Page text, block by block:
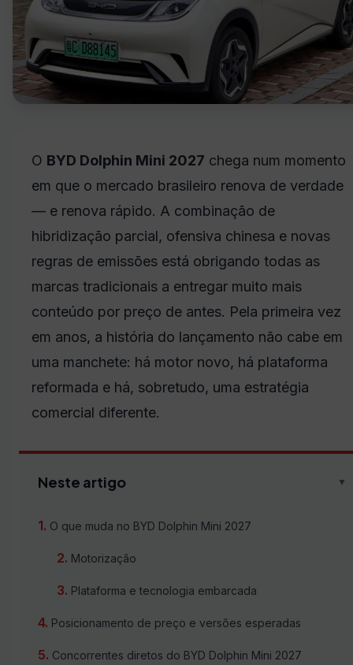
O BYD Dolphin Mini 2027 chega num momento
em que o mercado brasileiro renova de verdade
— e renova rápido. A combinação de
hibridização parcial, ofensiva chinesa e novas
regras de emissões está obrigando todas as
marcas tradicionais a entregar muito mais
conteúdo por preço de antes. Pela primeira vez
em anos, a história do lançamento não cabe em
uma manchete: há motor novo, há plataforma
reformada e há, sobretudo, uma estratégia
comercial diferente.
Neste artigo ▼
O que muda no BYD Dolphin Mini 2027
Motorização
Plataforma e tecnologia embarcada
Posicionamento de preço e versões esperadas
Concorrentes diretos do BYD Dolphin Mini 2027